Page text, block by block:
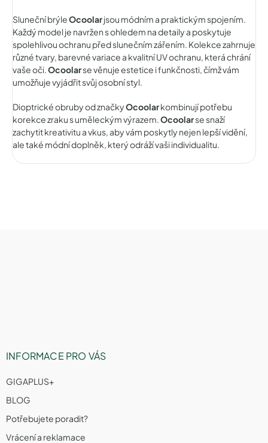
Sluneční brýleOcoolarjsou módním a praktickým spojením.
Každý model je navržen s ohledem na detaily a poskytuje
spolehlivou ochranu před slunečním zářením. Kolekce zahrnuje
různé tvary, barevné variace a kvalitní UV ochranu, která chrání
vaše oči.Ocoolarse věnuje estetice i funkčnosti, čímž vám
umožňuje vyjádřit svůj osobní styl.
Dioptrické obruby od značkyOcoolarkombinují potřebu
korekce zraku s uměleckým výrazem.Ocoolarse snaží
zachytit kreativitu a vkus, aby vám poskytly nejen lepší vidění,
ale také módní doplněk, který odráží vaši individualitu.
INFORMACE PRO VÁS
GIGAPLUS+
BLOG
Potřebujete poradit?
Vrácení a reklamace